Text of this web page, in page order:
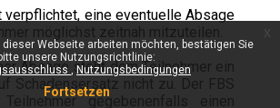
Webseite arbeiten möchten, bestätigen Sie
bitte unsere Nutzungsrichtlinie:
Nutzungsbedingungen
Fortsetzen
verpflichtet, eine eventuelle Absage
möglichst zeitnah mitzuteilen.
Absage steht dem Teilnehmer ein
Schadensersatz nicht zu. Der FBS
gegebenenfalls einen